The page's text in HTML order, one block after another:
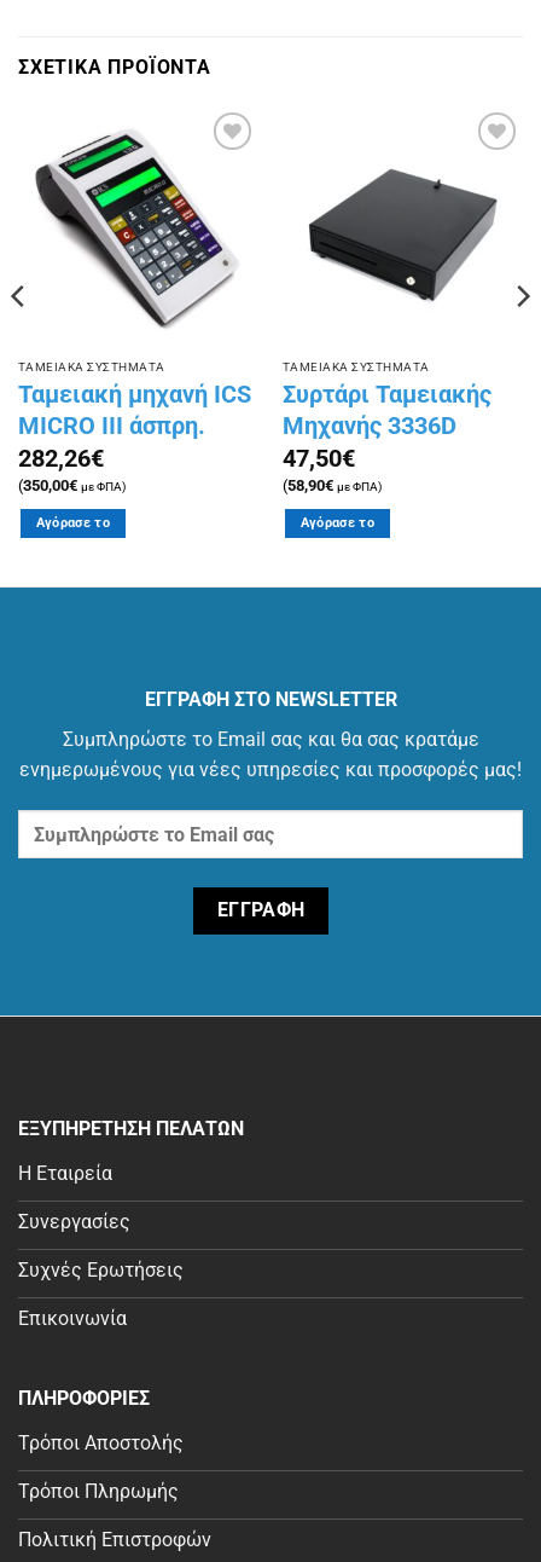
ΣΧΕΤΙΚΑ ΠΡΟΪΟΝΤΑ
λίστα
επιθυμιών
ΤΑΜΕΙΑΚΑ ΣΥΣΤΗΜΑΤΑ
Ταμειακή μηχανή ICS
MICRO III άσπρη.
282,26€
(350,00€ με ΦΠΑ)
Αγόρασε το
λίστα
επιθυμιών
ΤΑΜΕΙΑΚΑ ΣΥΣΤΗΜΑΤΑ
Συρτάρι Ταμειακής
Μηχανής 3336D
47,50€
(58,90€ με ΦΠΑ)
Αγόρασε το
ΕΓΓΡΑΦΗ ΣΤΟ NEWSLETTER
Συμπληρώστε το Email σας και θα σας κρατάμε
ενημερωμένους για νέες υπηρεσίες και προσφορές μας!
ΕΞΥΠΗΡΕΤΗΣΗ ΠΕΛΑΤΩΝ
Η Εταιρεία
Συνεργασίες
Συχνές Ερωτήσεις
Επικοινωνία
ΠΛΗΡΟΦΟΡΙΕΣ
Τρόποι Αποστολής
Τρόποι Πληρωμής
Πολιτική Επιστροφών